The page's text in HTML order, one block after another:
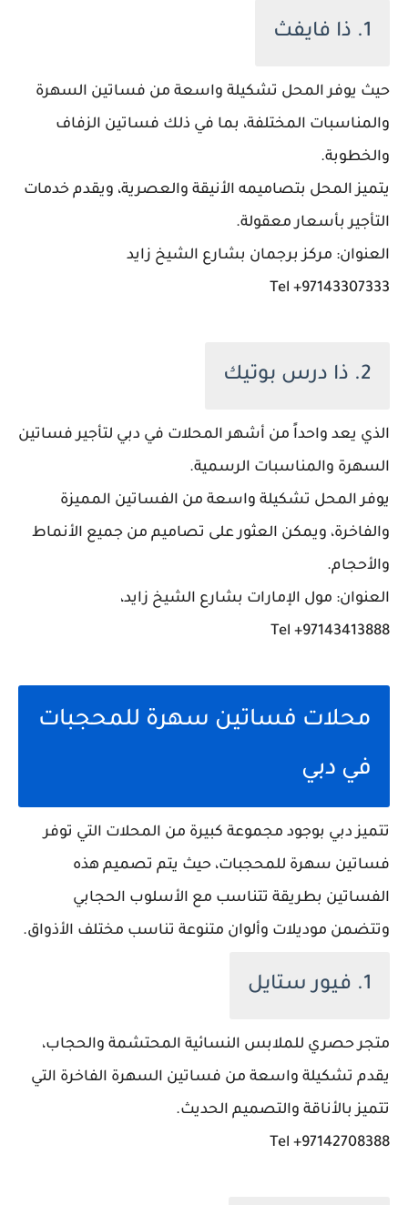
1. ذا فايفث
حيث يوفر المحل تشكيلة واسعة من فساتين السهرة
والمناسبات المختلفة، بما في ذلك فساتين الزفاف
والخطوبة.
يتميز المحل بتصاميمه الأنيقة والعصرية، ويقدم خدمات
التأجير بأسعار معقولة.
العنوان: مركز برجمان بشارع الشيخ زايد
97143307333+ Tel
2. ذا درس بوتيك
الذي يعد واحداً من أشهر المحلات في دبي لتأجير فساتين
السهرة والمناسبات الرسمية.
يوفر المحل تشكيلة واسعة من الفساتين المميزة
والفاخرة، ويمكن العثور على تصاميم من جميع الأنماط
والأحجام.
العنوان: مول الإمارات بشارع الشيخ زايد،
97143413888+ Tel
محلات فساتين سهرة للمحجبات
في دبي
تتميز دبي بوجود مجموعة كبيرة من المحلات التي توفر
فساتين سهرة للمحجبات، حيث يتم تصميم هذه
الفساتين بطريقة تتناسب مع الأسلوب الحجابي
وتتضمن موديلات وألوان متنوعة تناسب مختلف الأذواق.
1. فيور ستايل
متجر حصري للملابس النسائية المحتشمة والحجاب،
يقدم تشكيلة واسعة من فساتين السهرة الفاخرة التي
تتميز بالأناقة والتصميم الحديث.
97142708388+ Tel